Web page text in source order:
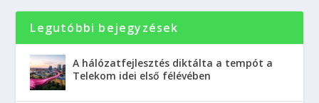
Legutóbbi bejegyzések
A hálózatfejlesztés diktálta a tempót a
Telekom idei első félévében